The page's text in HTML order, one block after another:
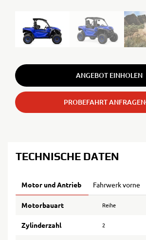
ANGEBOT EINHOLEN
PROBEFAHRT ANFRAGEN
TECHNISCHE DATEN
Motor und Antrieb Fahrwerk vorne
Motorbauart Reihe
Zylinderzahl 2